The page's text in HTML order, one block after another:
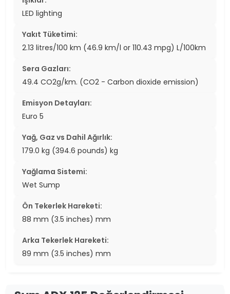
LED lighting
Yakıt Tüketimi:
2.13 litres/100 km (46.9 km/l or 110.43 mpg) L/100km
Sera Gazları:
49.4 CO2g/km. (CO2 - Carbon dioxide emission)
Emisyon Detayları:
Euro 5
Yağ, Gaz vs Dahil Ağırlık:
179.0 kg (394.6 pounds) kg
Yağlama Sistemi:
Wet Sump
Ön Tekerlek Hareketi:
88 mm (3.5 inches) mm
Arka Tekerlek Hareketi:
89 mm (3.5 inches) mm